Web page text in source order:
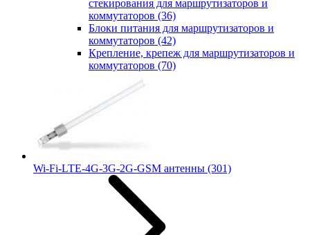
стекирования для маршрутизаторов и
коммутаторов (36)
Блоки питания для маршрутизаторов и
коммутаторов (42)
Крепление, крепеж для маршрутизаторов и
коммутаторов (70)
Wi-Fi-LTE-4G-3G-2G-GSM антенны (301)